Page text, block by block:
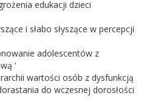
edukacji dzieci
i słabo słyszące w percepcji
adolescentów z
'
wartości osób z dysfunkcją
do wczesnej dorosłości